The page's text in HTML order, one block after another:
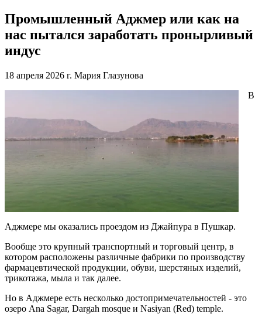
Промышленный Аджмер или как на
нас пытался заработать пронырливый
индус
18 апреля 2026 г. Мария Глазунова
В
Аджмере мы оказались проездом из Джайпура в Пушкар.
Вообще это крупный транспортный и торговый центр, в
котором расположены различные фабрики по производству
фармацевтической продукции, обуви, шерстяных изделий,
трикотажа, мыла и так далее.
Но в Аджмере есть несколько достопримечательностей - это
озеро Ana Sagar, Dargah mosque и Nasiyan (Red) temple.